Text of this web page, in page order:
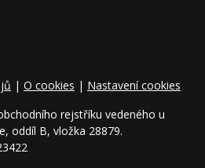
| O cookies | Nastavení cookies
rejstříku vedeného u
oddíl B, vložka 28879.